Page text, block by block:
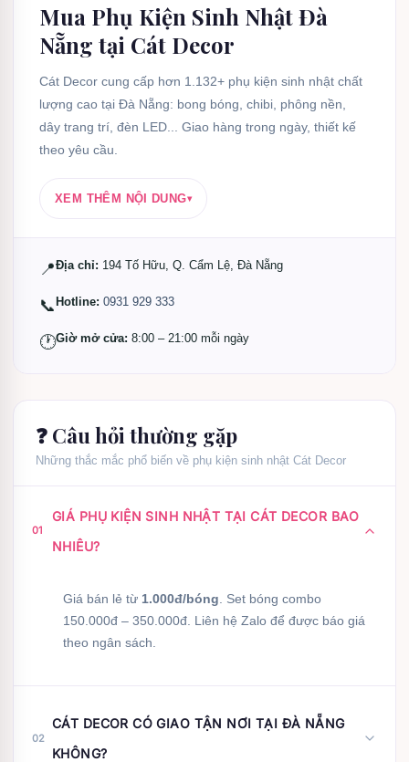
Mua Phụ Kiện Sinh Nhật Đà
Nẵng tại Cát Decor
Cát Decor cung cấp hơn 1.132+ phụ kiện sinh nhật chất
lượng cao tại Đà Nẵng: bong bóng, chibi, phông nền,
dây trang trí, đèn LED... Giao hàng trong ngày, thiết kế
theo yêu cầu.
XEM THÊM NỘI DUNG▾
📍Địa chỉ: 194 Tố Hữu, Q. Cẩm Lệ, Đà Nẵng
📞 Hotline: 0931 929 333
🕐Giờ mở cửa: 8:00 – 21:00 mỗi ngày
❓ Câu hỏi thường gặp
Những thắc mắc phổ biến về phụ kiện sinh nhật Cát Decor
01
GIÁ PHỤ KIỆN SINH NHẬT TẠI CÁT DECOR BAO
NHIÊU?
Giá bán lẻ từ 1.000đ/bóng . Set bóng combo
150.000đ – 350.000đ. Liên hệ Zalo để được báo giá
theo ngân sách.
02
CÁT DECOR CÓ GIAO TẬN NƠI TẠI ĐÀ NẴNG
KHÔNG?